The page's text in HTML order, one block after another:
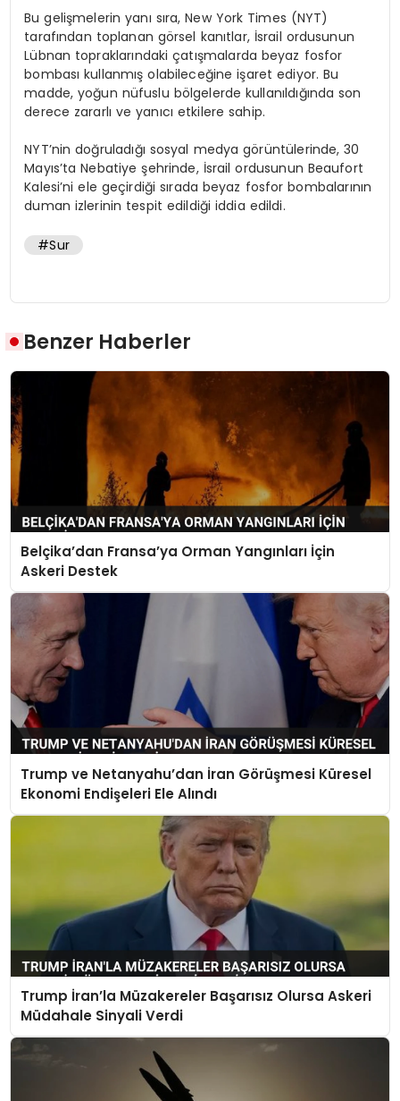
Bu gelişmelerin yanı sıra, New York Times (NYT)
tarafından toplanan görsel kanıtlar, İsrail ordusunun
Lübnan topraklarındaki çatışmalarda beyaz fosfor
bombası kullanmış olabileceğine işaret ediyor. Bu
madde, yoğun nüfuslu bölgelerde kullanıldığında son
derece zararlı ve yanıcı etkilere sahip.
NYT’nin doğruladığı sosyal medya görüntülerinde, 30
Mayıs’ta Nebatiye şehrinde, İsrail ordusunun Beaufort
Kalesi’ni ele geçirdiği sırada beyaz fosfor bombalarının
duman izlerinin tespit edildiği iddia edildi.
#Sur
Benzer Haberler
Belçika’dan Fransa’ya Orman Yangınları İçin
Askeri Destek
Trump ve Netanyahu’dan İran Görüşmesi Küresel
Ekonomi Endişeleri Ele Alındı
Trump İran’la Müzakereler Başarısız Olursa Askeri
Müdahale Sinyali Verdi